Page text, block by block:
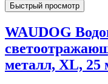
Быстрый просмотр
WAUDOG
металл, XL, 25